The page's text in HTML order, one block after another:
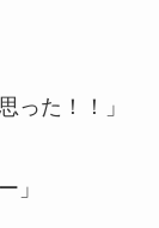
った！！」
」